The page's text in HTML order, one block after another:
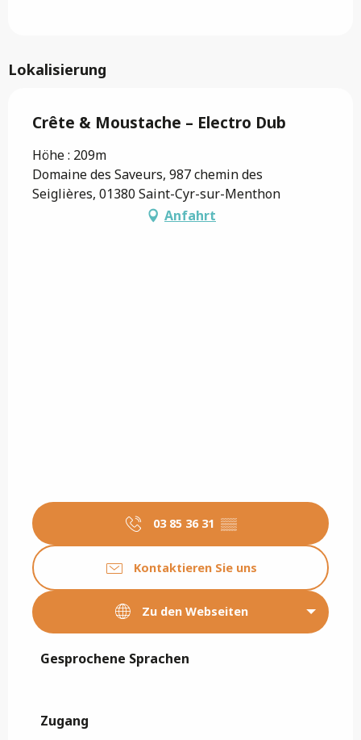
Lokalisierung
Crête & Moustache – Electro Dub
Höhe : 209m
Domaine des Saveurs, 987 chemin des
Seiglières, 01380 Saint-Cyr-sur-Menthon
Anfahrt
03 85 36 31 ▒▒
Kontaktieren Sie uns
Zu den Webseiten
Gesprochene Sprachen
Gesprochene Sprachen
Zugang
Zugang